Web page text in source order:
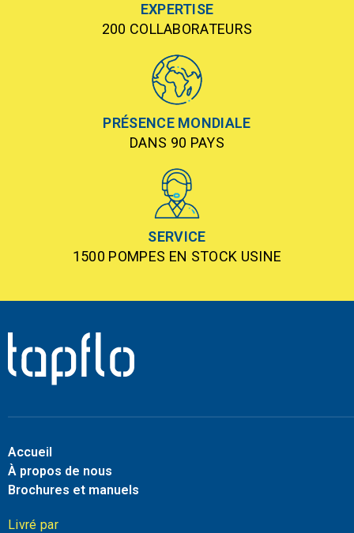
EXPERTISE
200 COLLABORATEURS
PRÉSENCE MONDIALE
DANS 90 PAYS
SERVICE
1500 POMPES EN STOCK USINE
Accueil
À propos de nous
Brochures et manuels
Livré par